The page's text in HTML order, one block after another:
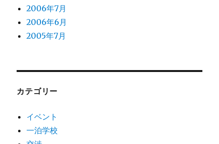
2006年7月
2006年6月
2005年7月
カテゴリー
イベント
一泊学校